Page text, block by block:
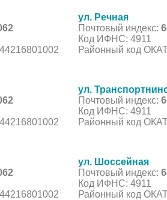
ул. Речная
Почтовый индекс:
Код ИФНС: 4911
Районный код
ул.
Почтовый индекс:
Код ИФНС: 4911
Районный код
ул. Шоссейная
Почтовый индекс:
Код ИФНС: 4911
Районный код